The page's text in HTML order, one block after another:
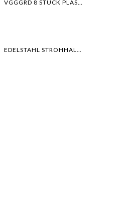
VGGGRD 8 STÜCK PLASTIK STROHHALME WIEDERVERWENDBARE, BUBBLE TEA STROHHALME, SPITZES DESIGN 26CM LANGE FARBIGE SMOOTHIE-STROHHALME MIT 2 REINIGUNGSBÜRSTEN
EDELSTAHL STROHHALME 31 CM LANGE STROHHALME, 4 STÜCK STROHHALME WIEDERVERWENDBAR MIT 1 REINIGUNGSBÜRSTEN, EDELSTAHL TRINKHALME FÜR TRINKFLASCHEN